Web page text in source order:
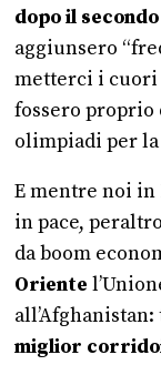
dopo il
aggiunsero
metterci i cuori
fossero proprio
olimpiadi per
E mentre noi in
in pace,
da boom
Oriente
miglior